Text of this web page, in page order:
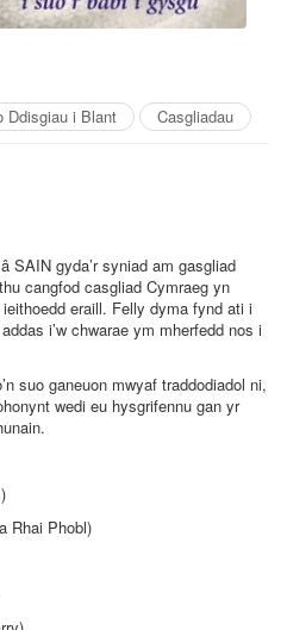
Ddisgiau i Blant
Casgliadau
SAIN gyda’r syniad am gasgliad
cangfod casgliad Cymraeg yn
eraill. Felly dyma fynd ati i
i’w chwarae ym mherfedd nos i
suo ganeuon mwyaf traddodiadol ni,
wedi eu hysgrifennu gan yr
Rhai Phobl)